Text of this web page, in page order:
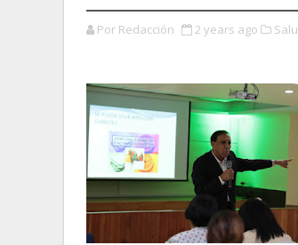
Por Redacción 2 years ago